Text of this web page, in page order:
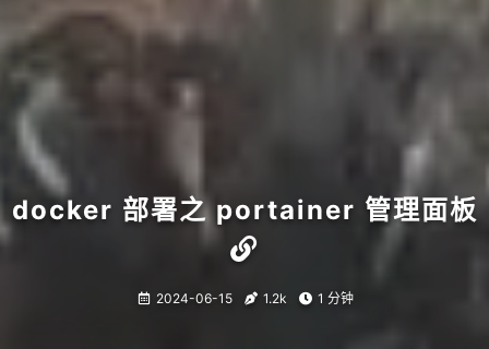
docker 部署之 portainer 管理面板
2024-06-15 1.2k 1 分钟